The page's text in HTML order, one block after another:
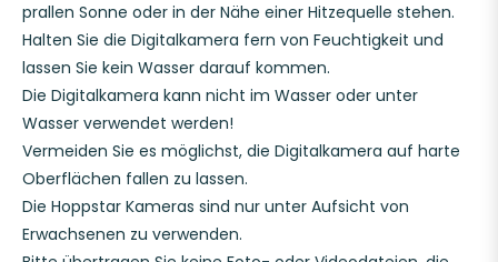
prallen Sonne oder in der Nähe einer Hitzequelle stehen.
Halten Sie die Digitalkamera fern von Feuchtigkeit und
lassen Sie kein Wasser darauf kommen.
Die Digitalkamera kann nicht im Wasser oder unter
Wasser verwendet werden!
Vermeiden Sie es möglichst, die Digitalkamera auf harte
Oberflächen fallen zu lassen.
Die Hoppstar Kameras sind nur unter Aufsicht von
Erwachsenen zu verwenden.